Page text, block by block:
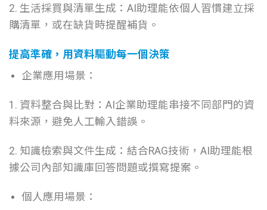
2. 生活採買與清單生成：AI助理能依個人習慣建立採
購清單，或在缺貨時提醒補貨。
提高準確，用資料驅動每一個決策
企業應用場景：
1. 資料整合與比對：AI企業助理能串接不同部門的資
料來源，避免人工輸入錯誤。
2. 知識檢索與文件生成：結合RAG技術，AI助理能根
據公司內部知識庫回答問題或撰寫提案。
個人應用場景：